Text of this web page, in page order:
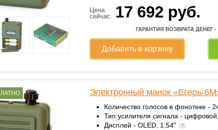
Цена
сейчас:
17 692 руб.
ГАРАНТИЯ ВОЗВРАТА ДЕНЕГ
Добавить в корзину
Электронный манок «Егерь-
Количество голосов в фонотеке -
Тип усилителя сигнала -
Дисплей - OLED, 1,54"